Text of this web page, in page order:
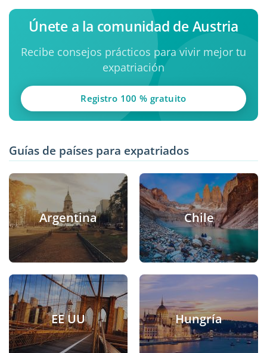
Únete a la comunidad de Austria
Recibe consejos prácticos para vivir mejor tu
expatriación
Registro 100 % gratuito
Guías de países para expatriados
Argentina Chile
EE UU Hungría